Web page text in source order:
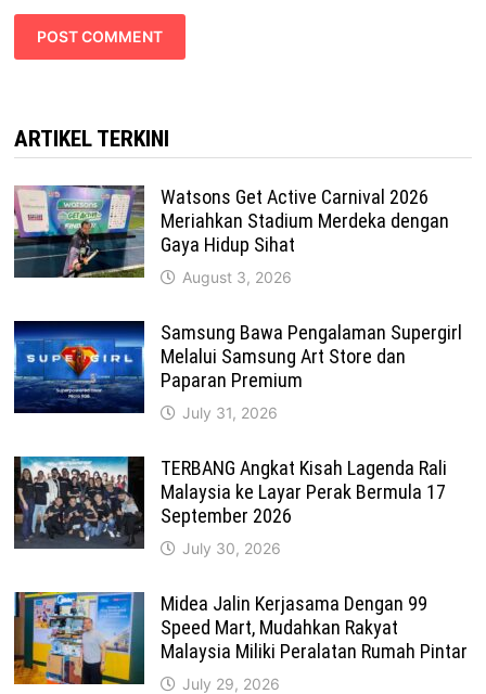
ARTIKEL TERKINI
Watsons Get Active Carnival 2026
Meriahkan Stadium Merdeka dengan
Gaya Hidup Sihat
August 3, 2026
Samsung Bawa Pengalaman Supergirl
Melalui Samsung Art Store dan
Paparan Premium
July 31, 2026
TERBANG Angkat Kisah Lagenda Rali
Malaysia ke Layar Perak Bermula 17
September 2026
July 30, 2026
Midea Jalin Kerjasama Dengan 99
Speed Mart, Mudahkan Rakyat
Malaysia Miliki Peralatan Rumah Pintar
July 29, 2026